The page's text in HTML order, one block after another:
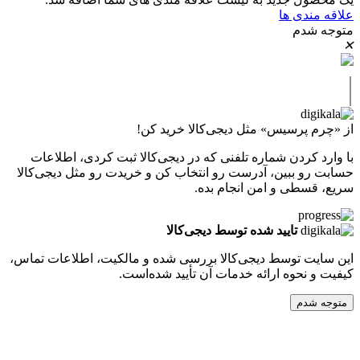
ها
پرسیس» مثل دیجی‌کالا خرید کن!
شماره تلفنی که در دیجی‌کالا ثبت کردی، اطلاعات
ببین، آدرست رو انتخاب کن و خریدت رو مثل دیجی‌کالا
و امن انجام بده.
تایید شده توسط دیجی‌کالا
توسط دیجی‌کالا بررسی شده و مالکیت، اطلاعات تماس،
ارائه خدمات آن تأیید شده‌است.